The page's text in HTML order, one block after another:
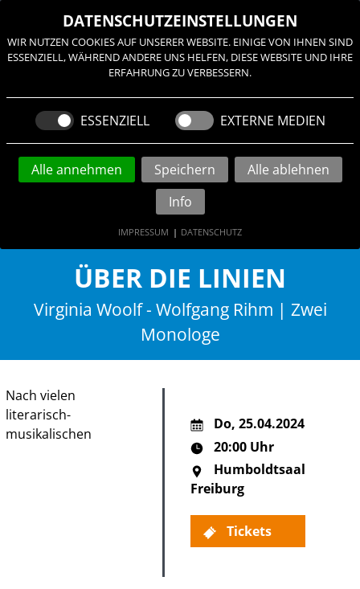
≡
••
ÜBER DIE LINIEN
Virginia Woolf - Wolfgang Rihm | Zwei
Monologe
Do,25.04.2024
20:00 Uhr
Humboldtsaal
Freiburg
Tickets
Nach vielen
literarisch-
musikalischen
DATENSCHUTZEINSTELLUNGEN
WIR NUTZEN COOKIES AUF UNSERER WEBSITE. EINIGE VON IHNEN SIND
ESSENZIELL, WÄHREND ANDERE UNS HELFEN, DIESE WEBSITE UND IHRE
ERFAHRUNG ZU VERBESSERN.
ESSENZIELL EXTERNE MEDIEN
Alle annehmen Speichern
Alle ablehnen
Info
IMPRESSUM | DATENSCHUTZ